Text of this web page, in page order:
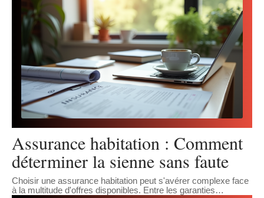
Assurance habitation : Comment
déterminer la sienne sans faute
Choisir une assurance habitation peut s'avérer complexe face
à la multitude d'offres disponibles. Entre les garanties…